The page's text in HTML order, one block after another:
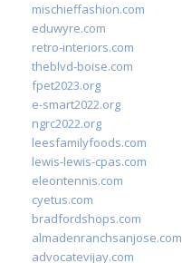
mischieffashion.com
eduwyre.com
retro-interiors.com
theblvd-boise.com
fpet2023.org
e-smart2022.org
ngrc2022.org
leesfamilyfoods.com
lewis-lewis-cpas.com
eleontennis.com
cyetus.com
bradfordshops.com
almadenranchsanjose.com
advocatevijay.com